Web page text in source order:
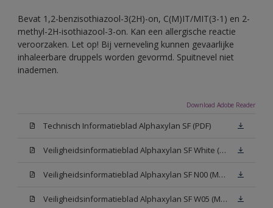
Bevat 1,2-benzisothiazool-3(2H)-on, C(M)IT/MIT(3-1) en 2-
methyl-2H-isothiazool-3-on. Kan een allergische reactie
veroorzaken. Let op! Bij verneveling kunnen gevaarlijke
inhaleerbare druppels worden gevormd. Spuitnevel niet
inademen.
Download Adobe Reader
Technisch Informatieblad Alphaxylan SF (PDF)
Veiligheidsinformatieblad Alphaxylan SF White (MSDS)
Veiligheidsinformatieblad Alphaxylan SF N00 (MSDS)
Veiligheidsinformatieblad Alphaxylan SF W05 (MSDS)